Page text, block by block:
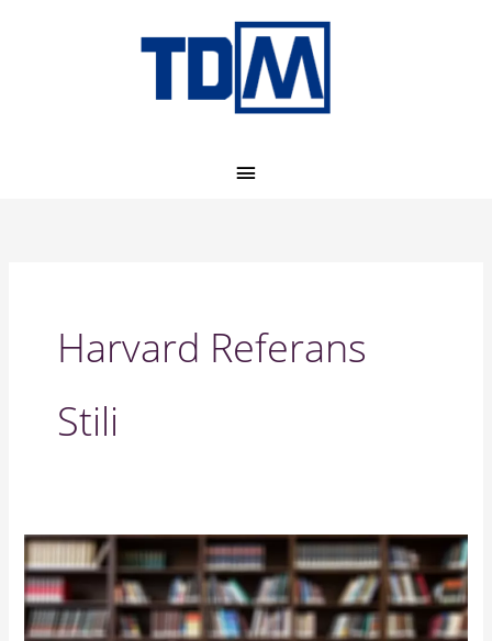
ANA
MENÜ
Harvard Referans
Stili
Kaynak
Gösterme
Kuralları